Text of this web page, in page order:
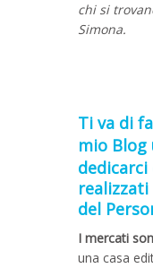
chi si
Simona.
Ti va di
mio Blog
realizzati
del
I mercati
una casa